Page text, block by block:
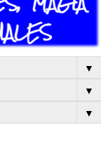
▼
▼
▼